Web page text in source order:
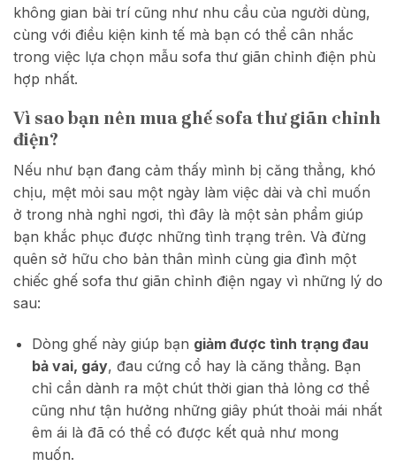
không gian bài trí cũng như nhu cầu của người dùng,
cùng với điều kiện kinh tế mà bạn có thể cân nhắc
trong việc lựa chọn mẫu sofa thư giãn chỉnh điện phù
hợp nhất.
Vì sao bạn nên mua ghế sofa thư giãn chỉnh
điện?
Nếu như bạn đang cảm thấy mình bị căng thẳng, khó
chịu, mệt mỏi sau một ngày làm việc dài và chỉ muốn
ở trong nhà nghỉ ngơi, thì đây là một sản phẩm giúp
bạn khắc phục được những tình trạng trên. Và đừng
quên sở hữu cho bản thân mình cùng gia đình một
chiếc ghế sofa thư giãn chỉnh điện ngay vì những lý do
sau:
Dòng ghế này giúp bạn giảm được tình trạng đau
bả vai, gáy, đau cứng cổ hay là căng thẳng. Bạn
chỉ cần dành ra một chút thời gian thả lỏng cơ thể
cũng như tận hưởng những giây phút thoải mái nhất
êm ái là đã có thể có được kết quả như mong
muốn.